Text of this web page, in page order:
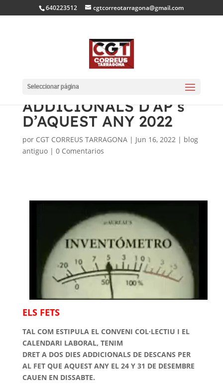
640223512 cgtcorreotarragona@gmail.com
Seleccionar página
ELS DIES
ADDICIONALS D’AP’s
D’AQUEST ANY 2022
por CGT CORREUS TARRAGONA| Jun 16, 2022| blog
antiguo| 0 Comentarios
ELS FETS
TAL COM ESTIPULA EL CONVENI COL·LECTIU I EL
CALENDARI LABORAL, TENIM
DRET A DOS DIES ADDICIONALS DE DESCANS PER
AL FET QUE AQUEST ANY EL 24 Y31 DE DESEMBRE
CAUEN EN DISSABTE.